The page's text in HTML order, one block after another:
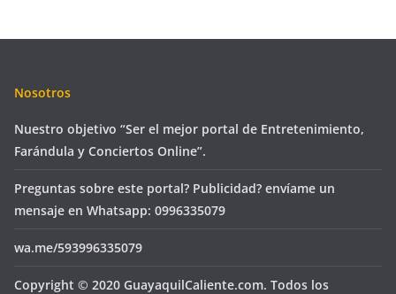
Nosotros
Nuestro objetivo “Ser el mejor portal de Entretenimiento,
Farándula y Conciertos Online”.
Preguntas sobre este portal? Publicidad? envíame un
mensaje en Whatsapp: 0996335079
wa.me/593996335079
Copyright © 2020 GuayaquilCaliente.com. Todos los